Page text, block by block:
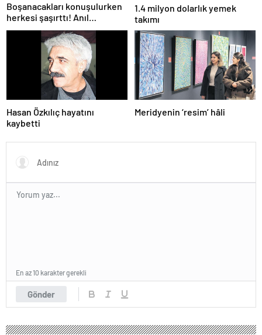
Boşanacakları konuşulurken
herkesi şaşırttı! Anıl
Altan’dan Pelin Akil’e
duygusal Anneler Günü
1.4 milyon dolarlık yemek
takımı
Hasan Özkılıç hayatını
kaybetti
Meridyenin ‘resim’ hâli
Gönder
En az 10 karakter gerekli